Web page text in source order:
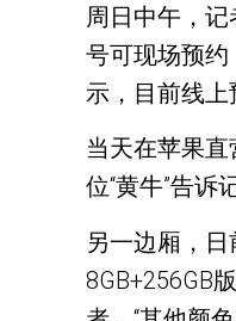
周日中午，
号可现场预约
示，目前线上
当天在苹果直
位“黄牛”告诉
另一边厢，
8GB+256GB